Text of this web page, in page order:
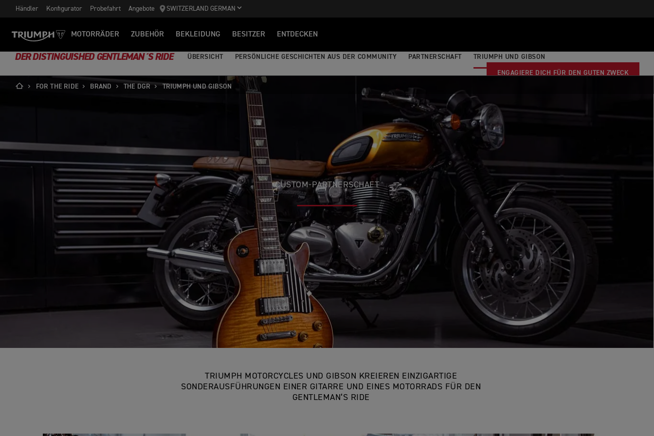
Händler Konfigurator Probefahrt Angebote SWITZERLAND GERMAN
MOTORRÄDER ZUBEHÖR BEKLEIDUNG BESITZER ENTDECKEN
DER DISTINGUISHED GENTLEMAN´S RIDE ÜBERSICHT PERSÖNLICHE GESCHICHTEN AUS DER COMMUNITY PARTNERSCHAFT TRIUMPH UND GIBSON
ENGAGIERE DICH FÜR DEN GUTEN ZWECK
FOR THE RIDE
BRAND THE DGR TRIUMPH UND GIBSON
CUSTOM-PARTNERSCHAFT
TRIUMPH MOTORCYCLES UND GIBSON KREIEREN EINZIGARTIGE
SONDERAUSFÜHRUNGEN EINER GITARRE UND EINES MOTORRADS FÜR DEN
GENTLEMAN‘S RIDE